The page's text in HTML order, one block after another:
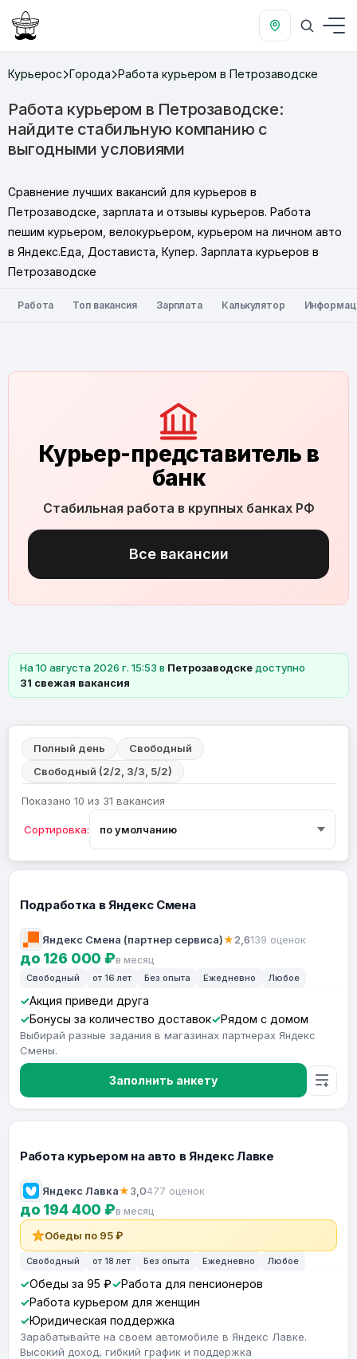
Курьерос Города Работа курьером в Петрозаводске
Работа курьером в Петрозаводске:
найдите стабильную компанию с
выгодными условиями
Сравнение лучших вакансий для курьеров в
Петрозаводске, зарплата и отзывы курьеров. Работа
пешим курьером, велокурьером, курьером на личном авто
в Яндекс.Еда, Достависта, Купер. Зарплата курьеров в
Петрозаводске
Работа Топ вакансия Зарплата Калькулятор
Курьер-представитель в
банк
Стабильная работа в крупных банках РФ
Все вакансии
На 10 августа 2026 г. 15:53 в Петрозаводске доступно
31 свежая вакансия
Полный день
Свободный
Свободный (2/2, 3/3, 5/2)
Показано 10 из 31 вакансия
Сортировка:
Подработка в Яндекс Смена
Яндекс Смена (партнер сервиса)★2,6139 оценок
до 126 000 ₽в месяц
Свободный от 16 лет Без опыта Ежедневно Любое
Акция приведи друга
Бонусы за количество доставок
Рядом с домом
Выбирай разные задания в магазинах партнерах Яндекс
Смены.
Заполнить анкету
Работа курьером на авто в Яндекс Лавке
Яндекс Лавка★3,0477 оценок
до 194 400 ₽в месяц
Обеды по 95 ₽
Свободный от 18 лет Без опыта Ежедневно Любое
Обеды за 95 ₽
Работа для пенсионеров
Работа курьером для женщин
Юридическая поддержка
Зарабатывайте на своем автомобиле в Яндекс Лавке.
Высокий доход, гибкий график и поддержка